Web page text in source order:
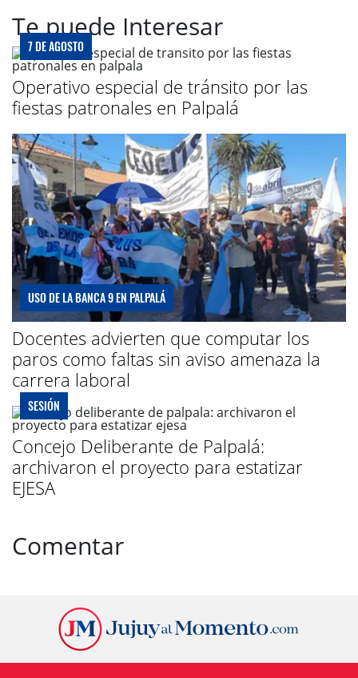
Te puede Interesar
7 DE AGOSTO
Operativo especial de tránsito por las
fiestas patronales en Palpalá
USO DE LA BANCA 9 EN PALPALÁ
Docentes advierten que computar los
paros como faltas sin aviso amenaza la
carrera laboral
SESIÓN
Concejo Deliberante de Palpalá:
archivaron el proyecto para estatizar
EJESA
Comentar